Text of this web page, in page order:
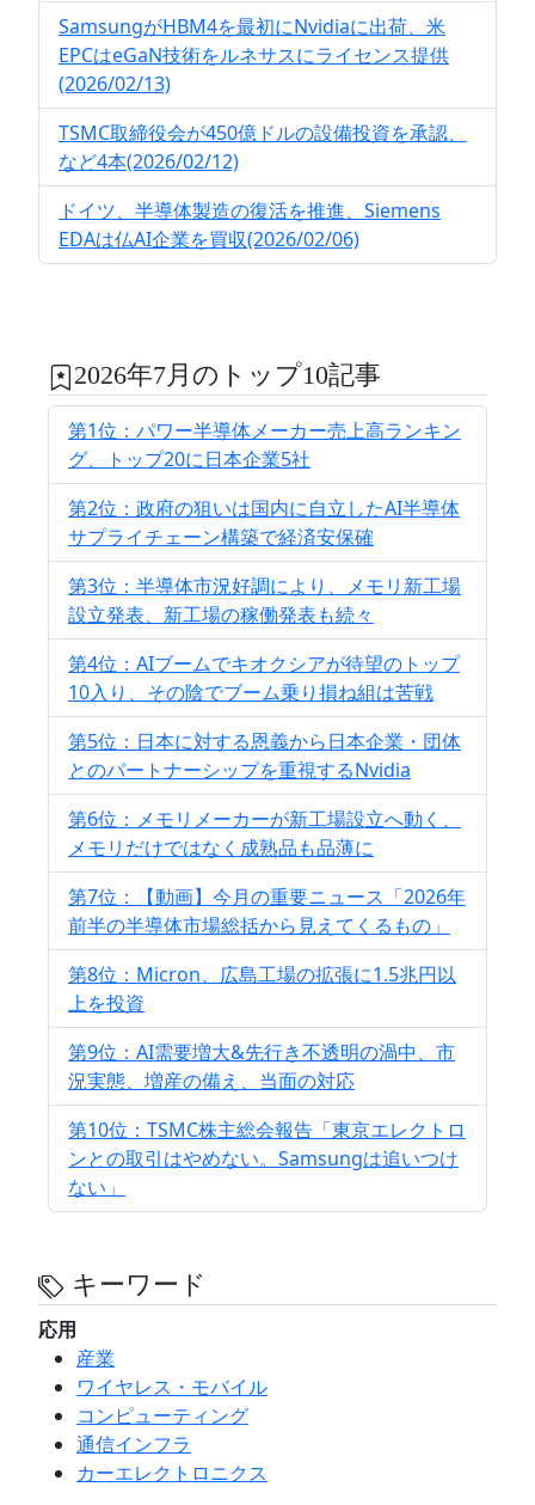
SamsungがHBM4を最初にNvidiaに出荷、米
EPCはeGaN技術をルネサスにライセンス提供
(2026/02/13)
TSMC取締役会が450億ドルの設備投資を承認、
など4本(2026/02/12)
ドイツ、半導体製造の復活を推進、Siemens
EDAは仏AI企業を買収(2026/02/06)
2026年7月のトップ10記事
第1位：パワー半導体メーカー売上高ランキン
グ、トップ20に日本企業5社
第2位：政府の狙いは国内に自立したAI半導体
サプライチェーン構築で経済安保確
第3位：半導体市況好調により、メモリ新工場
設立発表、新工場の稼働発表も続々
第4位：AIブームでキオクシアが待望のトップ
10入り、その陰でブーム乗り損ね組は苦戦
第5位：日本に対する恩義から日本企業・団体
とのパートナーシップを重視するNvidia
第6位：メモリメーカーが新工場設立へ動く、
メモリだけではなく成熟品も品薄に
第7位：【動画】今月の重要ニュース「2026年
前半の半導体市場総括から見えてくるもの」
第8位：Micron、広島工場の拡張に1.5兆円以
上を投資
第9位：AI需要増大&先行き不透明の渦中、市
況実態、増産の備え、当面の対応
第10位：TSMC株主総会報告「東京エレクトロ
ンとの取引はやめない。Samsungは追いつけ
ない」
キーワード
応用
産業
ワイヤレス・モバイル
コンピューティング
通信インフラ
カーエレクトロニクス